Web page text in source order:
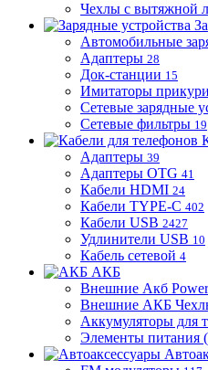
Чехлы с вытяжной
Автомобильные
Адаптеры 28
Док-станции 15
Имитаторы
Сетевые зарядные
Сетевые фильтры 19
Адаптеры 39
Адаптеры OTG 41
Кабели HDMI 24
Кабели TYPE-C 402
Кабели USB 2427
Удлинители USB 10
Кабель сетевой 4
АКБ
Внешние Акб
Внешние АКБ
Аккумуляторы для
Элементы питания